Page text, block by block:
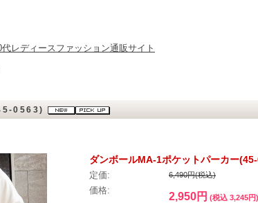
レディースファッション通販サイト
0563)
ダンボールMA-1ポケットパーカー
定価: 6,490円(税込)
価格:
2,950円 (税込 3,245円)